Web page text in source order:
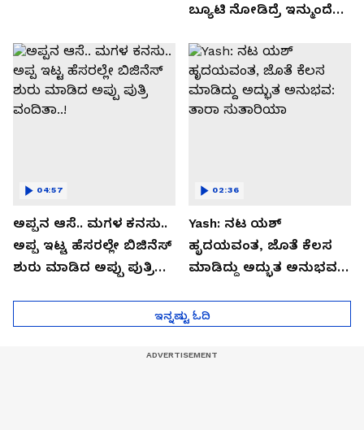
ಬ್ಯೂಟಿ ನೋಡಿದ್ರೆ ಇನ್ಮುಂದೆ
ಅಪ್ಪನ ಆಸೆ.. ಮಗಳ ಕನಸು..
ಅಪ್ಪ ಇಟ್ಟ ಹೆಸರಲ್ಲೇ ಬಿಜಿನೆಸ್​
ಶುರು ಮಾಡಿದ ಅಪ್ಪು ಪುತ್ರಿ
04:57
Yash: ನಟ ಯಶ್​
ಹೃದಯವಂತ, ಜೊತೆ ಕೆಲಸ
ಮಾಡಿದ್ದು ಅದ್ಭುತ ಅನುಭವ:
02:36
ಇನ್ನಷ್ಟು ಓದಿ